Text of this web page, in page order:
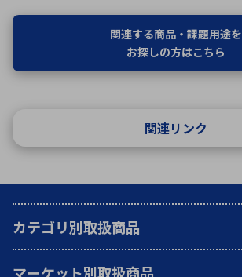
関連する商品・課題用途を
お探しの方はこちら
関連リンク
カテゴリ別取扱商品
マーケット別取扱商品